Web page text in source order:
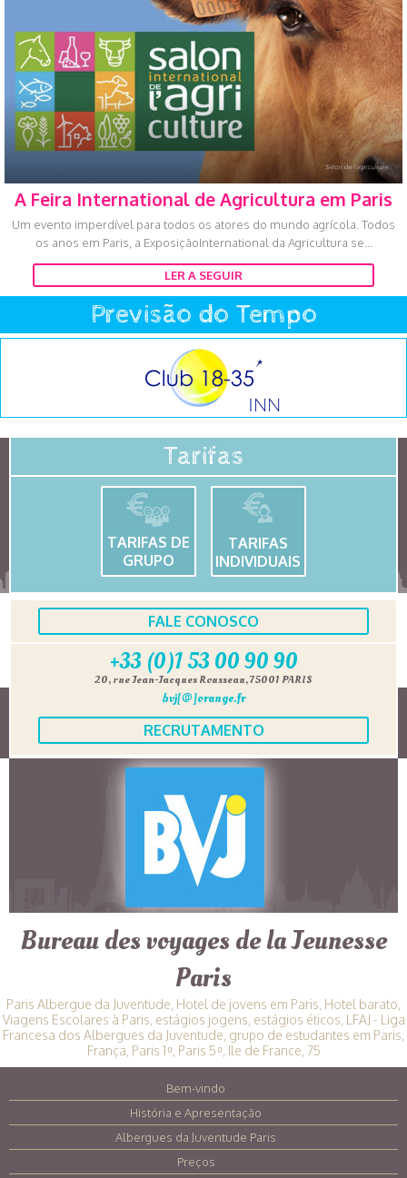
A Feira International de Agricultura em Paris
Um evento imperdível para todos os atores do mundo agrícola. Todos
os anos em Paris, a ExposiçãoInternational da Agricultura se...
LER A SEGUIR
Previsão do Tempo
Tarifas
TARIFAS DE
GRUPO
TARIFAS
INDIVIDUAIS
FALE CONOSCO
+33 (0)1 53 00 90 90
20, rue Jean-Jacques Rousseau, 75001 PARIS
bvj[@]orange.fr
RECRUTAMENTO
Bureau des voyages de la Jeunesse
Paris
Paris Albergue da Juventude, Hotel de jovens em Paris, Hotel barato,
Viagens Escolares à Paris, estágios jogens, estágios éticos, LFAJ - Liga
Francesa dos Albergues da Juventude, grupo de estudantes em Paris,
França, Paris 1 ͦ , Paris 5 ͦ , Ile de France, 75
Bem-vindo
História e Apresentação
Albergues da Juventude Paris
Preços